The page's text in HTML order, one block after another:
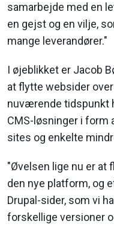
samarbejde med en
en gejst og en vilje,
mange leverandører."
I øjeblikket er Jacob
at flytte websider
nuværende tidspunkt
CMS-løsninger i form
sites og enkelte
"Øvelsen lige nu er at
den nye platform, og
Drupal-sider, som vi
forskellige versioner